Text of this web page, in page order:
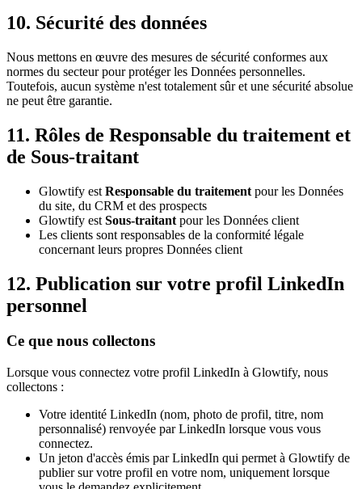
10. Sécurité des données
Nous mettons en œuvre des mesures de sécurité conformes aux
normes du secteur pour protéger les Données personnelles.
Toutefois, aucun système n'est totalement sûr et une sécurité absolue
ne peut être garantie.
11. Rôles de Responsable du traitement et
de Sous-traitant
Glowtify est Responsable du traitement pour les Données
du site, du CRM et des prospects
Glowtify est Sous-traitant pour les Données client
Les clients sont responsables de la conformité légale
concernant leurs propres Données client
12. Publication sur votre profil LinkedIn
personnel
Ce que nous collectons
Lorsque vous connectez votre profil LinkedIn à Glowtify, nous
collectons :
Votre identité LinkedIn (nom, photo de profil, titre, nom
personnalisé) renvoyée par LinkedIn lorsque vous vous
connectez.
Un jeton d'accès émis par LinkedIn qui permet à Glowtify de
publier sur votre profil en votre nom, uniquement lorsque